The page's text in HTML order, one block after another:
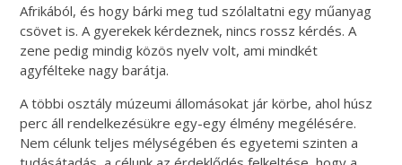
Afrikából, és hogy bárki meg tud szólaltatni egy műanyag
csövet is. A gyerekek kérdeznek, nincs rossz kérdés. A
zene pedig mindig közös nyelv volt, ami mindkét
agyfélteke nagy barátja.
A többi osztály múzeumi állomásokat jár körbe, ahol húsz
perc áll rendelkezésükre egy-egy élmény megélésére.
Nem célunk teljes mélységében és egyetemi szinten a